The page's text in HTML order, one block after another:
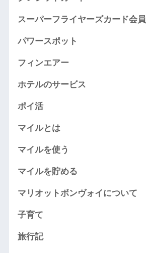
スーパーフライヤーズカード会員
パワースポット
フィンエアー
ホテルのサービス
ポイ活
マイルとは
マイルを使う
マイルを貯める
マリオットボンヴォイについて
子育て
旅行記